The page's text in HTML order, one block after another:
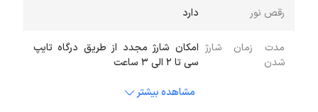
رقص نور دارد
مدت زمان شارژ
شدن
امکان شارژ مجدد از طریق درگاه تایپ
سی تا 2 الی 3 ساعت
مشاهده بیشتر